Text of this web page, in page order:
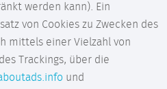
werden kann). Ein
von Cookies zu Zwecken des
mittels einer Vielzahl von
Trackings, über die
und